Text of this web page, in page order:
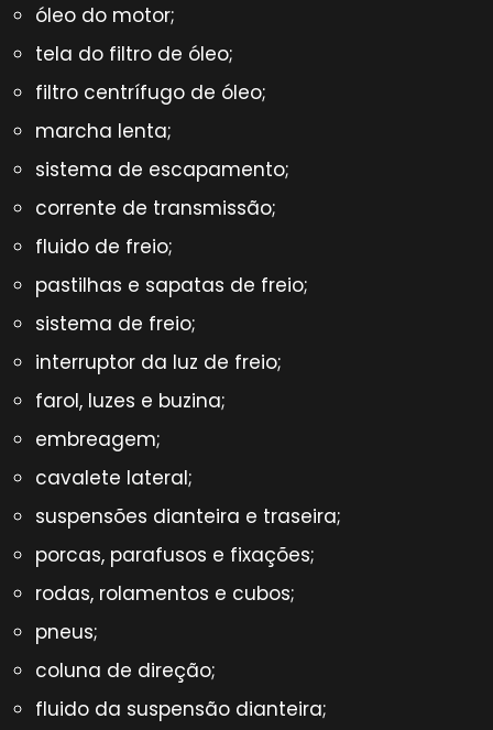
óleo do motor;
tela do filtro de óleo;
filtro centrífugo de óleo;
marcha lenta;
sistema de escapamento;
corrente de transmissão;
fluido de freio;
pastilhas e sapatas de freio;
sistema de freio;
interruptor da luz de freio;
farol, luzes e buzina;
embreagem;
cavalete lateral;
suspensões dianteira e traseira;
porcas, parafusos e fixações;
rodas, rolamentos e cubos;
pneus;
coluna de direção;
fluido da suspensão dianteira;